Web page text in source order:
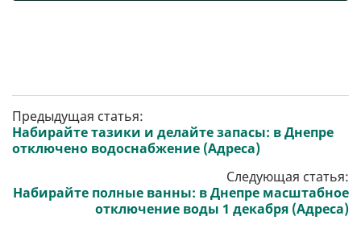
Предыдущая статья:
Набирайте тазики и делайте запасы: в Днепре
отключено водоснабжение (Адреса)
Следующая статья:
Набирайте полные ванны: в Днепре масштабное
отключение воды 1 декабря (Адреса)